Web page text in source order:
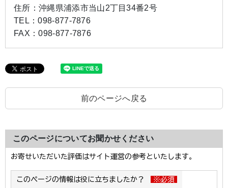
住所： 沖縄県浦添市当山2丁目34番2号
TEL：098-877-7876
FAX：098-877-7876
前のページへ戻る
このページについてお聞かせください